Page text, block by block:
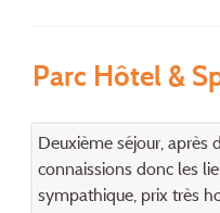
Parc Hôtel &
Deuxième séjour, après
connaissions donc les
sympathique, prix très